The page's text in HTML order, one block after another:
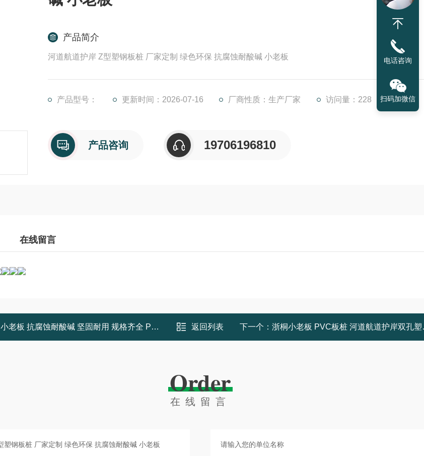
产品简介
河道航道护岸 Z型塑钢板桩 厂家定制 绿色环保 抗腐蚀耐酸碱 小老板
产品型号： 更新时间：2026-07-16 厂商性质：生产厂家 访问量：228
产品咨询 19706196810
在线留言
小老板 抗腐蚀耐酸碱 坚固耐用 规格齐全 PVC塑料板桩 返回列表 下一个： 浙桐小老板 PVC板桩 河道航道护岸双孔塑钢板桩厂家 防锈防蚀
Order
在线留言
电话咨询
扫码加微信